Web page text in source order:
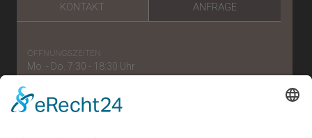
KONTAKT ANFRAGE
öffnungszeiten
Mo. - Do. 7:30 - 18:30 Uhr
telefonnummer